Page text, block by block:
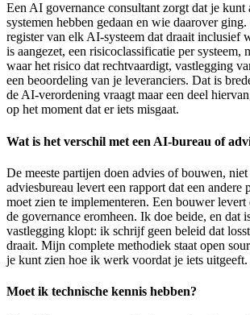
Een AI governance consultant zorgt dat je
systemen hebben gedaan en wie daarover
register van elk AI-systeem dat draait inclusief
is aangezet, een risicoclassificatie per systeem,
waar het risico dat rechtvaardigt, vastlegging
een beoordeling van je leveranciers. Dat is
de AI-verordening vraagt maar een deel
op het moment dat er iets misgaat.
Wat is het verschil met een AI-bureau of
De meeste partijen doen advies of bouwen,
adviesbureau levert een rapport dat een andere
moet zien te implementeren. Een bouwer levert
de governance eromheen. Ik doe beide, en dat
vastlegging klopt: ik schrijf geen beleid dat
draait. Mijn complete methodiek staat open
je kunt zien hoe ik werk voordat je iets uitgeeft.
Moet ik technische kennis hebben?